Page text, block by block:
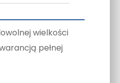
wielkości
pełnej